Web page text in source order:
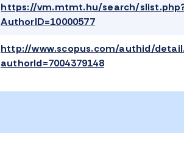
https://vm.mtmt.hu/search/
AuthorID=10000577
http://www.scopus.com/authid/
authorId=7004379148